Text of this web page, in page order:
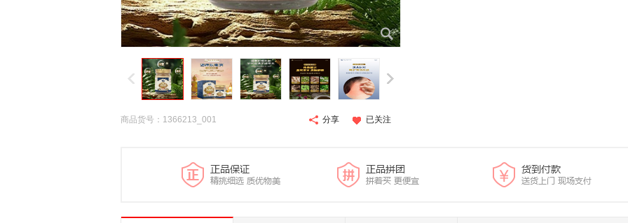
商品货号：1366213_001 分享 已关注